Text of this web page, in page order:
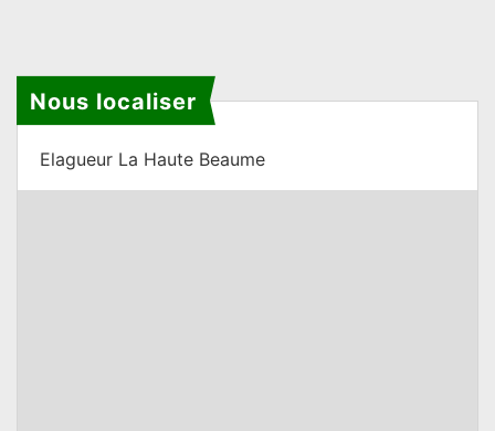
Nous localiser
Elagueur La Haute Beaume